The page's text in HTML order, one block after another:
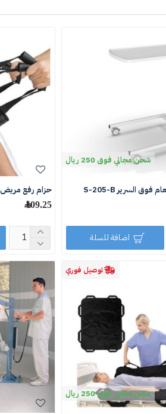
شحن مجاني فوق 250 ريال
بروما طاولة طعام فوق السرير S-205-B
اضافة للسلة
حزام رفع مريض
109.25 ﷼
توصيل فوري
شحن مجاني فوق 250 ريال